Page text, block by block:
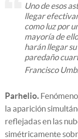
Uno de esos
llegar
como luz por
mayoría de
harán llegar
paredaño
Francisco
Parhelio.
la aparición
reflejadas en las
simétricamente